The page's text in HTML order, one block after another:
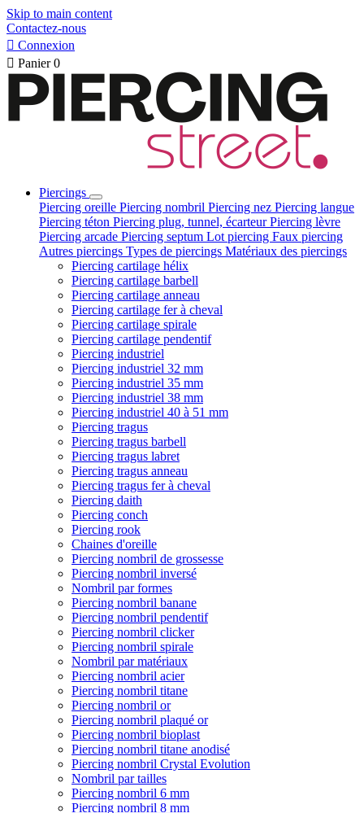
Skip to main content
Contactez-nous
 Connexion
 Panier 0
Piercings
Piercing oreille Piercing nombril Piercing nez Piercing langue
Piercing téton Piercing plug, tunnel, écarteurPiercing lèvre
Piercing arcade Piercing septum Lot piercing Faux piercing
Autres piercings Types de piercings Matériaux des piercings
Piercing cartilage hélix
Piercing cartilage barbell
Piercing cartilage anneau
Piercing cartilage fer à cheval
Piercing cartilage spirale
Piercing cartilage pendentif
Piercing industriel
Piercing industriel 32 mm
Piercing industriel 35 mm
Piercing industriel 38 mm
Piercing industriel 40 à 51 mm
Piercing tragus
Piercing tragus barbell
Piercing tragus labret
Piercing tragus anneau
Piercing tragus fer à cheval
Piercing daith
Piercing conch
Piercing rook
Chaines d'oreille
Piercing nombril de grossesse
Piercing nombril inversé
Nombril par formes
Piercing nombril banane
Piercing nombril pendentif
Piercing nombril clicker
Piercing nombril spirale
Nombril par matériaux
Piercing nombril acier
Piercing nombril titane
Piercing nombril or
Piercing nombril plaqué or
Piercing nombril bioplast
Piercing nombril titane anodisé
Piercing nombril Crystal Evolution
Nombril par tailles
Piercing nombril 6 mm
Piercing nombril 8 mm